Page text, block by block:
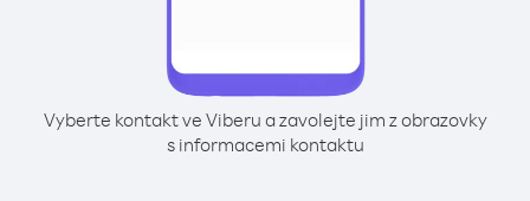
Vyberte kontakt ve Viberu a zavolejte jim z obrazovky
s informacemi kontaktu